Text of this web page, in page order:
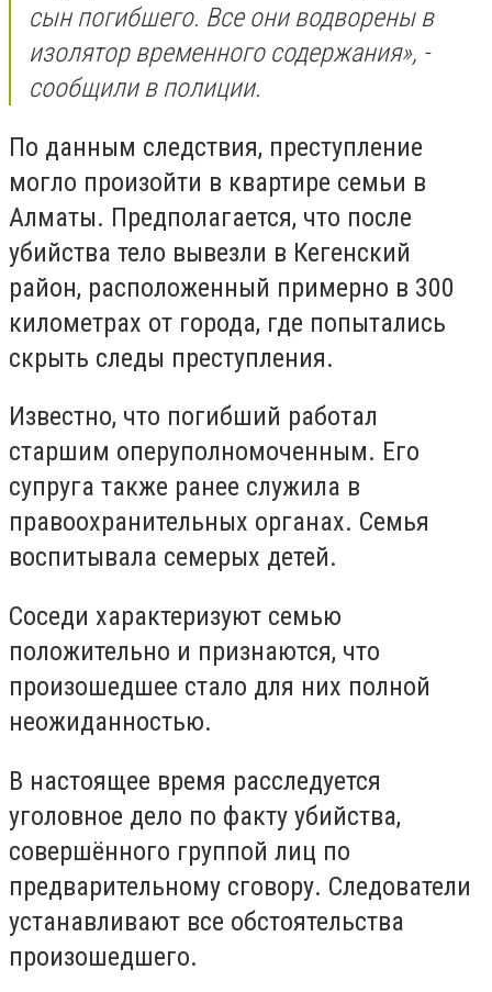
сын погибшего. Все они водворены в
изолятор временного содержания», -
сообщили в полиции.
По данным следствия, преступление
могло произойти в квартире семьи в
Алматы. Предполагается, что после
убийства тело вывезли в Кегенский
район, расположенный примерно в 300
километрах от города, где попытались
скрыть следы преступления.
Известно, что погибший работал
старшим оперуполномоченным. Его
супруга также ранее служила в
правоохранительных органах. Семья
воспитывала семерых детей.
Соседи характеризуют семью
положительно и признаются, что
произошедшее стало для них полной
неожиданностью.
В настоящее время расследуется
уголовное дело по факту убийства,
совершённого группой лиц по
предварительному сговору. Следователи
устанавливают все обстоятельства
произошедшего.